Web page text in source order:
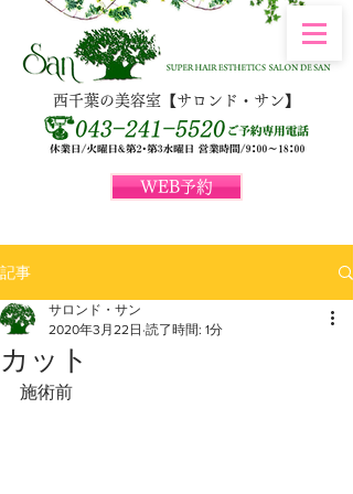
WEB予約
西千葉の美容室【サロンド・サン】
記事
カット
サロンド・サン
2020年3月22日 読了時間: 1分
施術前